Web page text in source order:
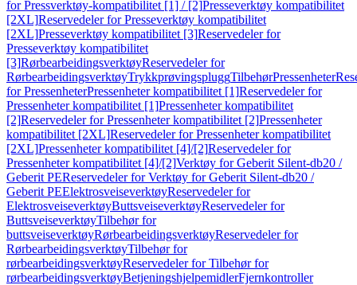
for Pressverktøy-kompatibilitet [1] / [2]Presseverktøy kompatibilitet
[2XL]Reservedeler for Presseverktøy kompatibilitet
[2XL]Presseverktøy kompatibilitet [3]Reservedeler for
Presseverktøy kompatibilitet
[3]RørbearbeidingsverktøyReservedeler for
RørbearbeidingsverktøyTrykkprøvingspluggTilbehørPressenheter
for PressenheterPressenheter kompatibilitet [1]Reservedeler for
Pressenheter kompatibilitet [1]Pressenheter kompatibilitet
[2]Reservedeler for Pressenheter kompatibilitet [2]Pressenheter
kompatibilitet [2XL]Reservedeler for Pressenheter kompatibilitet
[2XL]Pressenheter kompatibilitet [4]/[2]Reservedeler for
Pressenheter kompatibilitet [4]/[2]Verktøy for Geberit Silent-db20 /
Geberit PEReservedeler for Verktøy for Geberit Silent-db20 /
Geberit PEElektrosveiseverktøyReservedeler for
ElektrosveiseverktøyButtsveiseverktøyReservedeler for
ButtsveiseverktøyTilbehør for
buttsveiseverktøyRørbearbeidingsverktøyReservedeler for
RørbearbeidingsverktøyTilbehør for
rørbearbeidingsverktøyReservedeler for Tilbehør for
rørbearbeidingsverktøyBetjeningshjelpemidlerFjernkontroller